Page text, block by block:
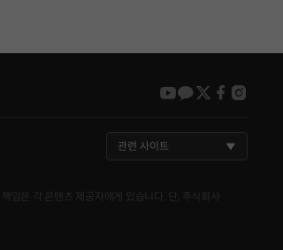
youtube
kakao
twitter
관련 사이트
은 각 콘텐츠 제공자에게 있습니다. 단, 주식회사